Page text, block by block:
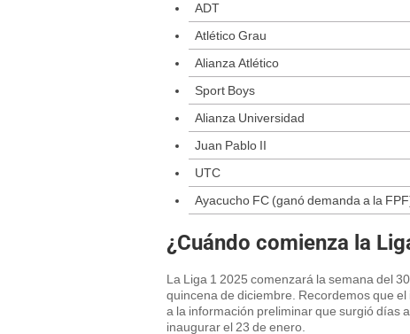
ADT
Atlético Grau
Alianza Atlético
Sport Boys
Alianza Universidad
Juan Pablo II
UTC
Ayacucho FC (ganó demanda a la
¿Cuándo comienza la
La Liga 1 2025 comenzará la semana del
quincena de diciembre. Recordemos que
a la información preliminar que surgió días
inaugurar el 23 de enero.